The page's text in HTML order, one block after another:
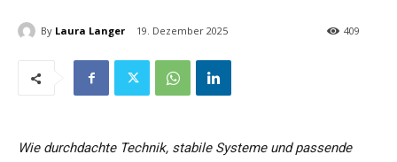
By Laura Langer 19. Dezember 2025 409
Wie durchdachte Technik, stabile Systeme und passende